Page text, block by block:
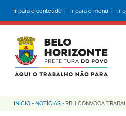
conteúdo
principal
Ir para o conteúdo | Ir para o menu | Ir
Trilha
INÍCIO - NOTÍCIAS - PBH CONVOCA